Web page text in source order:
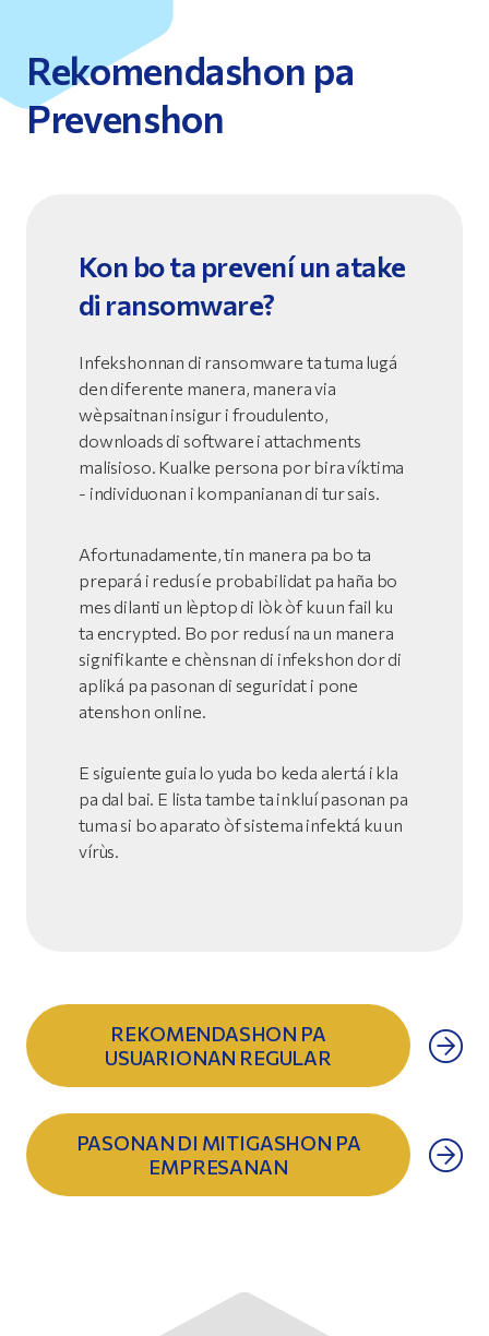
Rekomendashon pa
Prevenshon
Kon bo ta prevení un atake
di ransomware?
Infekshonnan di ransomware ta tuma lugá
den diferente manera, manera via
wèpsaitnan insigur i froudulento,
downloads di software i attachments
malisioso. Kualke persona por bira víktima
- individuonan i kompanianan di tur sais.
Afortunadamente, tin manera pa bo ta
prepará i redusí e probabilidat pa haña bo
mes dilanti un lèptop di lòk òf ku un fail ku
ta encrypted. Bo por redusí na un manera
signifikante e chènsnan di infekshon dor di
apliká pa pasonan di seguridat i pone
atenshon online.
E siguiente guia lo yuda bo keda alertá i kla
pa dal bai. E lista tambe ta inkluí pasonan pa
tuma si bo aparato òf sistema infektá ku un
vírùs.
REKOMENDASHON PA
USUARIONAN REGULAR
PASONAN DI MITIGASHON PA
EMPRESANAN